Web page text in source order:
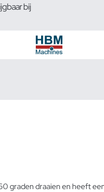
bij
graden draaien en heeft